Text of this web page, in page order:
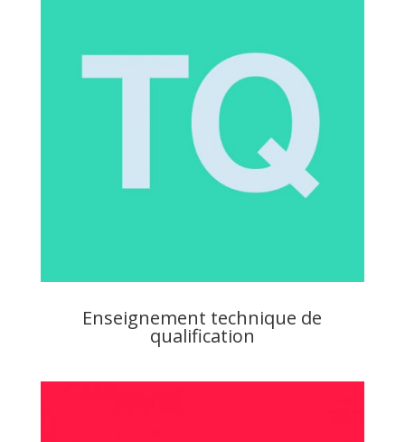
Enseignement technique de
qualification